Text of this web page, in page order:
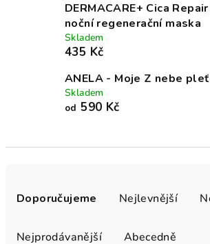
DERMACARE+ Cica
noční regenerační maska
Skladem
435 Kč
ANELA - Moje Z nebe
Skladem
od 590 Kč
Doporučujeme Nejlevnější
Nejprodávanější Abecedně